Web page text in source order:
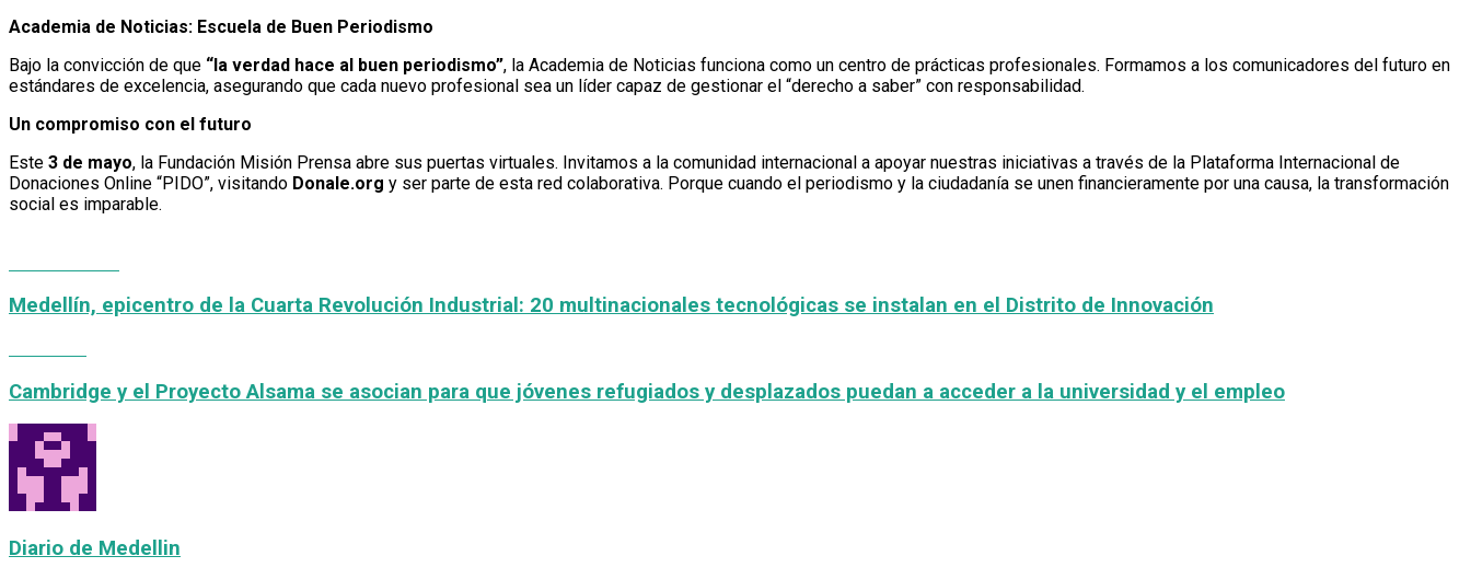
Academia de Noticias: Escuela de Buen Periodismo
Bajo la convicción de que “la verdad hace al buen periodismo”, la Academia de Noticias funciona como un centro de prácticas profesionales. Formamos a los comunicadores del futuro en
estándares de excelencia, asegurando que cada nuevo profesional sea un líder capaz de gestionar el “derecho a saber” con responsabilidad.
Un compromiso con el futuro
Este 3 de mayo, la Fundación Misión Prensa abre sus puertas virtuales. Invitamos a la comunidad internacional a apoyar nuestras iniciativas a través de la Plataforma Internacional de
Donaciones Online “PIDO”, visitando Donale.org y ser parte de esta red colaborativa. Porque cuando el periodismo y la ciudadanía se unen financieramente por una causa, la transformación
social es imparable.
Medellín, epicentro de la Cuarta Revolución Industrial: 20 multinacionales tecnológicas se instalan en el Distrito de Innovación
Cambridge y el Proyecto Alsama se asocian para que jóvenes refugiados y desplazados puedan a acceder a la universidad y el empleo
Diario de Medellin